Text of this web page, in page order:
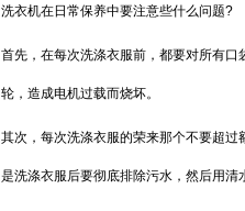
洗衣机在日常保养中要注意些什么问题?
首先，在每次洗涤衣服前，都要对所有
轮，造成电机过载而烧坏。
其次，每次洗涤衣服的荣来那个不要超
是洗涤衣服后要彻底排除污水，然后用清